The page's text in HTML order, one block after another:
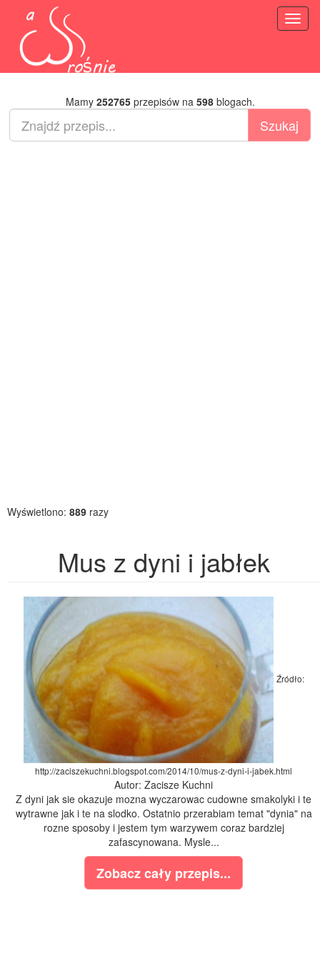
Mamy 252765przepisów na 598blogach.
Wyświetlono: 889 razy
Mus z dyni i jabłek
Źródło:
http://zaciszekuchni.blogspot.com/2014/10/mus-z-dyni-i-jabek.html
Autor: Zacisze Kuchni
Z dyni jak sie okazuje mozna wyczarowac cudowne smakolyki i te
wytrawne jak i te na slodko. Ostatnio przerabiam temat "dynia" na
rozne sposoby i jestem tym warzywem coraz bardziej
zafascynowana. Mysle...
Zobacz cały przepis...